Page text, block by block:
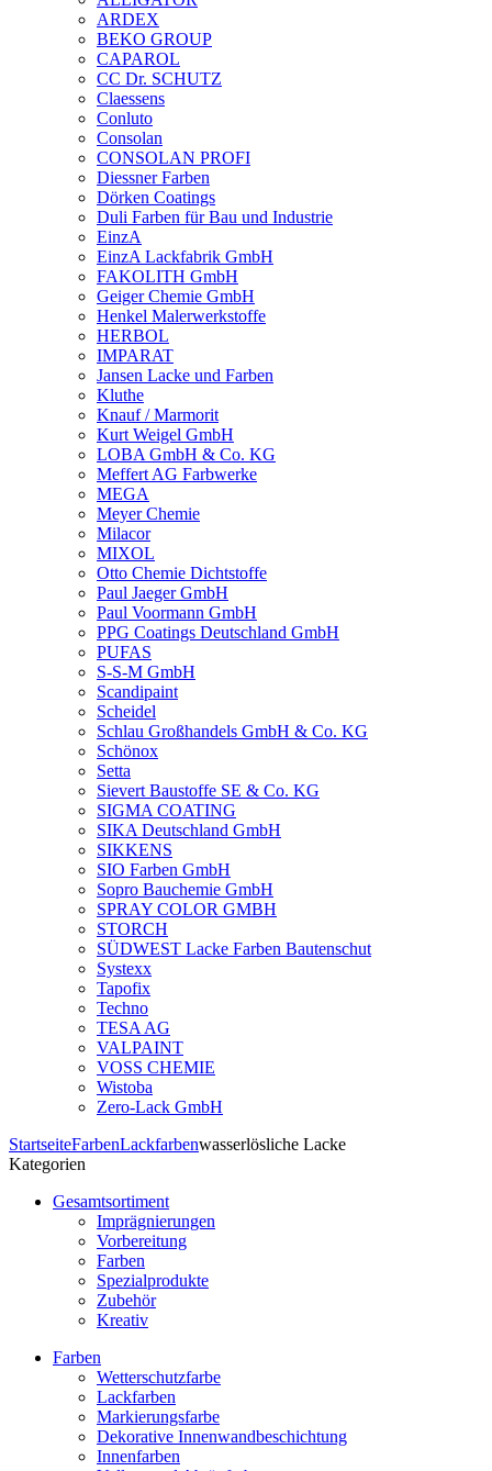
ARDEX
BEKO GROUP
CAPAROL
CC Dr. SCHUTZ
Claessens
Conluto
Consolan
CONSOLAN PROFI
Diessner Farben
Dörken Coatings
Duli Farben für Bau und Industrie
EinzA
EinzA Lackfabrik GmbH
FAKOLITH GmbH
Geiger Chemie GmbH
Henkel Malerwerkstoffe
HERBOL
IMPARAT
Jansen Lacke und Farben
Kluthe
Knauf / Marmorit
Kurt Weigel GmbH
LOBA GmbH & Co. KG
Meffert AG Farbwerke
MEGA
Meyer Chemie
Milacor
MIXOL
Otto Chemie Dichtstoffe
Paul Jaeger GmbH
Paul Voormann GmbH
PPG Coatings Deutschland GmbH
PUFAS
S-S-M GmbH
Scandipaint
Scheidel
Schlau Großhandels GmbH & Co. KG
Schönox
Setta
Sievert Baustoffe SE & Co. KG
SIGMA COATING
SIKA Deutschland GmbH
SIKKENS
SIO Farben GmbH
Sopro Bauchemie GmbH
SPRAY COLOR GMBH
STORCH
SÜDWEST Lacke Farben Bautenschut
Systexx
Tapofix
Techno
TESA AG
VALPAINT
VOSS CHEMIE
Wistoba
Zero-Lack GmbH
StartseiteFarbenLackfarbenwasserlösliche Lacke
Kategorien
Gesamtsortiment
Imprägnierungen
Vorbereitung
Farben
Spezialprodukte
Zubehör
Kreativ
Farben
Wetterschutzfarbe
Lackfarben
Markierungsfarbe
Dekorative Innenwandbeschichtung
Innenfarben